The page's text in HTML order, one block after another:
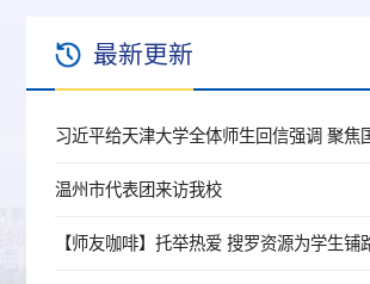
最新更新
温州市代表团来访我校
【师友咖啡】托举热爱 搜罗资源为学生铺